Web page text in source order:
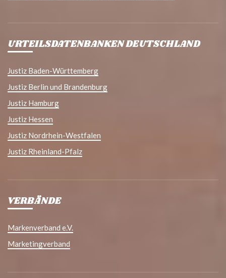
URTEILSDATENBANKEN DEUTSCHLAND
Justiz Baden-Württemberg
Justiz Berlin und Brandenburg
Justiz Hamburg
Justiz Hessen
Justiz Nordrhein-Westfalen
Justiz Rheinland-Pfalz
VERBÄNDE
Markenverband e.V.
Marketingverband